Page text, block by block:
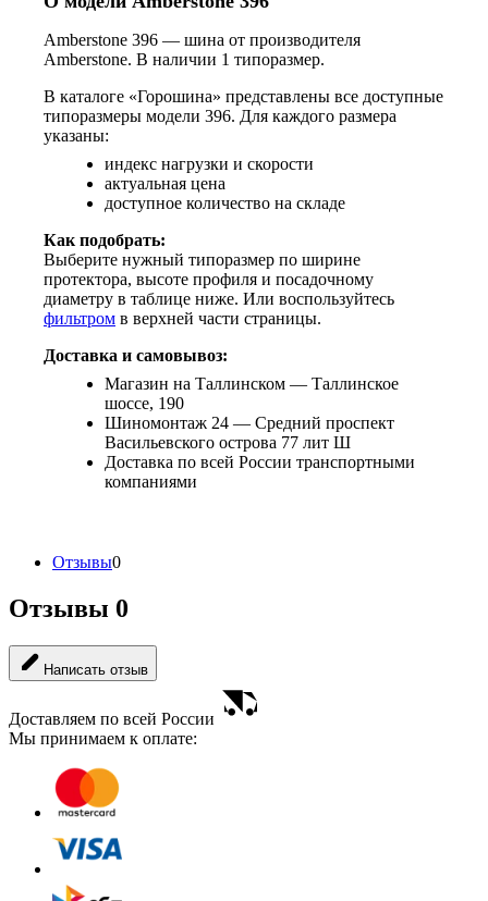
Amberstone 396 — шина от производителя
Amberstone. В наличии 1 типоразмер.
В каталоге «Горошина» представлены все доступные
типоразмеры модели 396. Для каждого размера
указаны:
индекс нагрузки и скорости
актуальная цена
доступное количество на складе
Как подобрать:
Выберите нужный типоразмер по ширине
протектора, высоте профиля и посадочному
диаметру в таблице ниже. Или воспользуйтесь
фильтром в верхней части страницы.
Доставка и самовывоз:
Магазин на Таллинском — Таллинское
шоссе, 190
Шиномонтаж 24 — Средний проспект
Васильевского острова 77 лит Ш
Доставка по всей России транспортными
компаниями
Отзывы0
Отзывы 0
Написать отзыв
Доставляем по всей России
Мы принимаем к оплате: